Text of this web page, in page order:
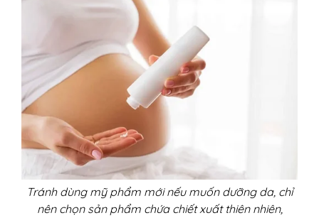
Tránh dùng mỹ phẩm mới nếu muốn dưỡng da, chỉ
nên chọn sản phẩm chứa chiết xuất thiên nhiên,